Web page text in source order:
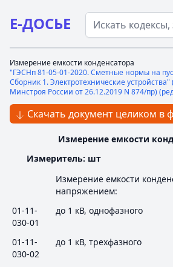
Е-ДОСЬЕ
Измерение емкости конденсатора
"ГЭСНп 81-05-01-2020. Сметные нормы на
Сборник 1. Электротехнические устройства"
Минстроя России от 26.12.2019 N 874/пр)
Скачать документ целиком в
Измерение емкости
Измеритель: шт
Измерение емкости
напряжением:
01-11-
030-01
до 1 кВ, однофазного
01-11-
030-02
до 1 кВ, трехфазного